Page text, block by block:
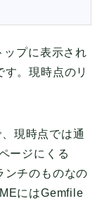
プに表示され
。現時点のリ
現時点では通
ージにくる
ンチのものなの
にはGemfile